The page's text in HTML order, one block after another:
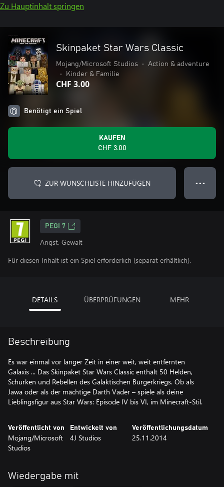
Zu Hauptinhalt springen
Skinpaket Star Wars Classic
Mojang/Microsoft Studios •
Action & adventure
•
Kinder & Familie
CHF 3.00
Benötigt ein Spiel
KAUFEN
CHF 3.00
ZUR WUNSCHLISTE HINZUFÜGEN ● ● ●
PEGI 7
Angst, Gewalt
Für diesen Inhalt ist ein Spiel erforderlich (separat erhältlich).
DETAILS ÜBERPRÜFUNGEN MEHR
Beschreibung
Es war einmal vor langer Zeit in einer weit, weit entfernten
Galaxis ... Das Skinpaket Star Wars Classic enthält 50 Helden,
Schurken und Rebellen des Galaktischen Bürgerkriegs. Ob als
Jawa oder als der mächtige Darth Vader – spiele als deine
Lieblingsfigur aus Star Wars: Episode IV bis VI, im Minecraft-Stil.
Veröffentlicht von
Mojang/Microsoft
Studios
Entwickelt von
4J Studios
Veröffentlichungsdatum
25.11.2014
Wiedergabe mit